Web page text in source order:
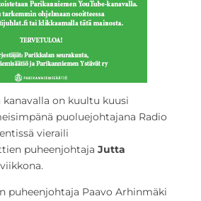
kanavalla on kuultu kuusi
puoluejohtajana Radio
vieraili
puheenjohtaja Jutta
puheenjohtaja Paavo Arhinmäki